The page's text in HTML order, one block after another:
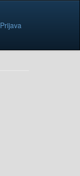
Prijava